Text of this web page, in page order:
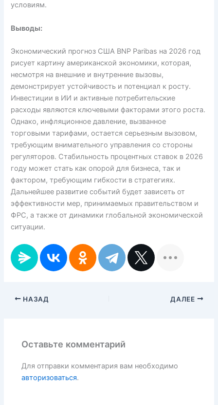
условиям.
Выводы:
Экономический прогноз США BNP Paribas на 2026 год
рисует картину американской экономики, которая,
несмотря на внешние и внутренние вызовы,
демонстрирует устойчивость и потенциал к росту.
Инвестиции в ИИ и активные потребительские
расходы являются ключевыми факторами этого роста.
Однако, инфляционное давление, вызванное
торговыми тарифами, остается серьезным вызовом,
требующим внимательного управления со стороны
регуляторов. Стабильность процентных ставок в 2026
году может стать как опорой для бизнеса, так и
фактором, требующим гибкости в стратегиях.
Дальнейшее развитие событий будет зависеть от
эффективности мер, принимаемых правительством и
ФРС, а также от динамики глобальной экономической
ситуации.
НАЗАД ДАЛЕЕ
Оставьте комментарий
Для отправки комментария вам необходимо
авторизоваться.